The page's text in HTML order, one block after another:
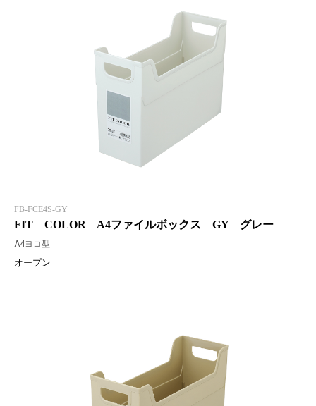
FB-FCE4S-GY
FIT COLOR A4ファイルボックス GY グレー
A4ヨコ型
オープン